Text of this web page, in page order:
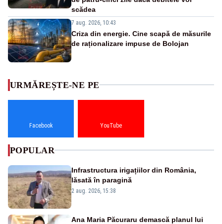
scădea
7 aug. 2026, 10:43
Criza din energie. Cine scapă de măsurile
de raționalizare impuse de Bolojan
URMĂREȘTE-NE PE
Facebook YouTube
POPULAR
Infrastructura irigațiilor din România,
lăsată în paragină
2 aug. 2026, 15:38
Ana Maria Păcuraru demască planul lui